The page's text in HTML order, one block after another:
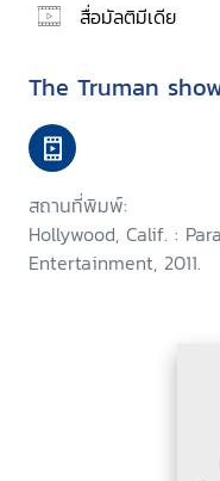
สื่อมัลติมีเดีย
The Truman
สถานที่พิมพ์:
Hollywood, Calif. :
Entertainment, 2011.